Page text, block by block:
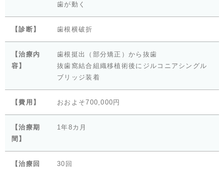
歯が動く
【診断】 歯根横破折
【治療内
容】
歯根挺出（部分矯正）から抜歯
抜歯窩結合組織移植術後にジルコニアシングル
ブリッジ装着
【費用】 おおよそ700,000円
【治療期
間】
1年8カ月
【治療回
30回